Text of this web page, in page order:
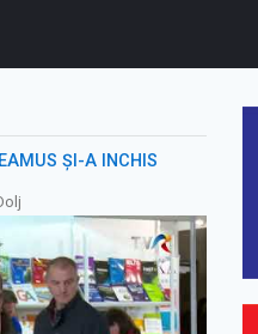
ȘI-A ÎNCHIS